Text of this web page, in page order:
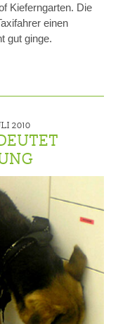
Kieferngarten. Die
einen
gut ginge.
2010